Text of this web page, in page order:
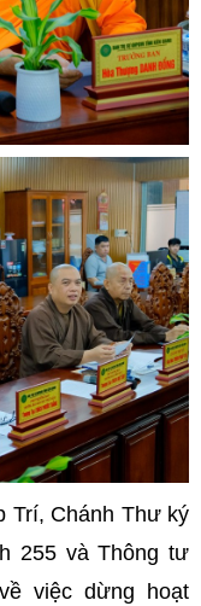
Trí, Chánh Thư ký
255 và Thông tư
việc dừng hoạt